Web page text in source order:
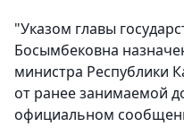
"Указом главы
Босымбековна
министра Республики
от ранее занимаемой
официальном